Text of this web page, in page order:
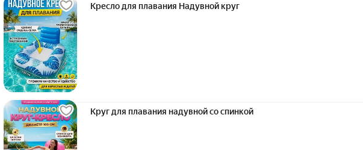
Кресло для плавания Надувной круг
Круг для плавания надувной со спинкой